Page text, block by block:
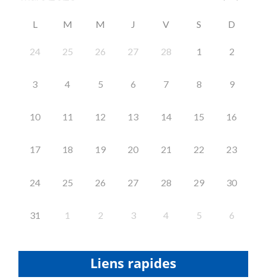
L M M J V S D
24 25 26 27 28 1 2
3 4 5 6 7 8 9
10 11 12 13 14 15 16
17 18 19 20 21 22 23
24 25 26 27 28 29 30
31 1 2 3 4 5 6
Liens rapides